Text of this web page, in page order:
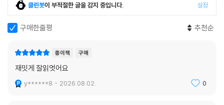
클린봇이 부적절한 글을 감지 중입니다. 설정
구매한줄평 추천순
종이책 구매
재밋게 잘읽엇어요
y******8 2026.08.02. 0